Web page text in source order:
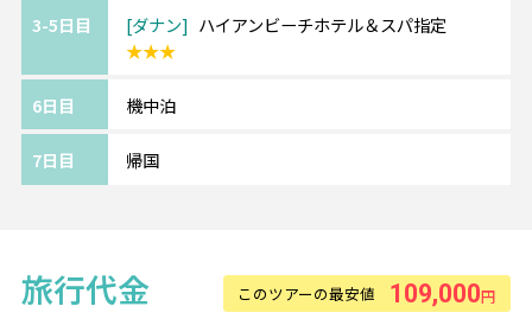
映えスポットとしても人気！
い♪
3-5日目 ダナン
ハイアンビーチホテル＆スパ指定
★★★
6日目 機中泊
7日目 帰国
旅行代金 このツアーの最安値 109,000円